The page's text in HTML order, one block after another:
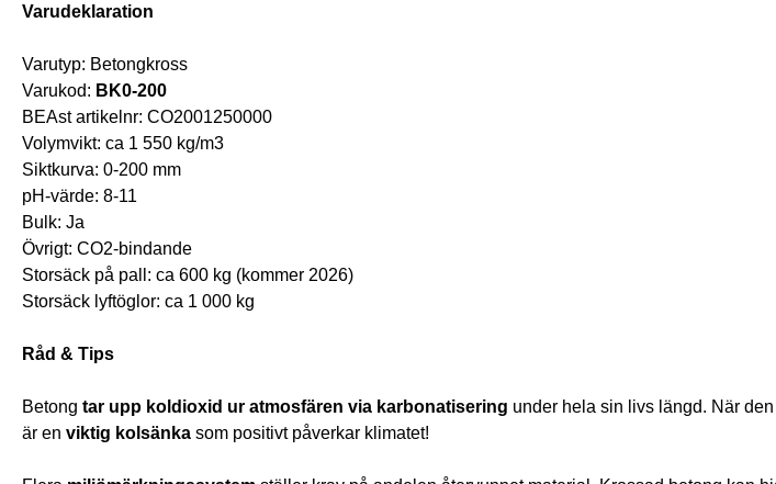
Varudeklaration
Varutyp: Betongkross
Varukod: BK0-200
BEAst artikelnr: CO2001250000
Volymvikt: ca 1 550 kg/m3
Siktkurva: 0-200 mm
pH-värde: 8-11
Bulk: Ja
Övrigt: CO2-bindande
Storsäck på pall: ca 600 kg (kommer 2026)
Storsäck lyftöglor: ca 1 000 kg
Råd & Tips
Betong tar upp koldioxid ur atmosfären via karbonatisering under hela sin livs längd. När
är en viktig kolsänka som positivt påverkar klimatet!